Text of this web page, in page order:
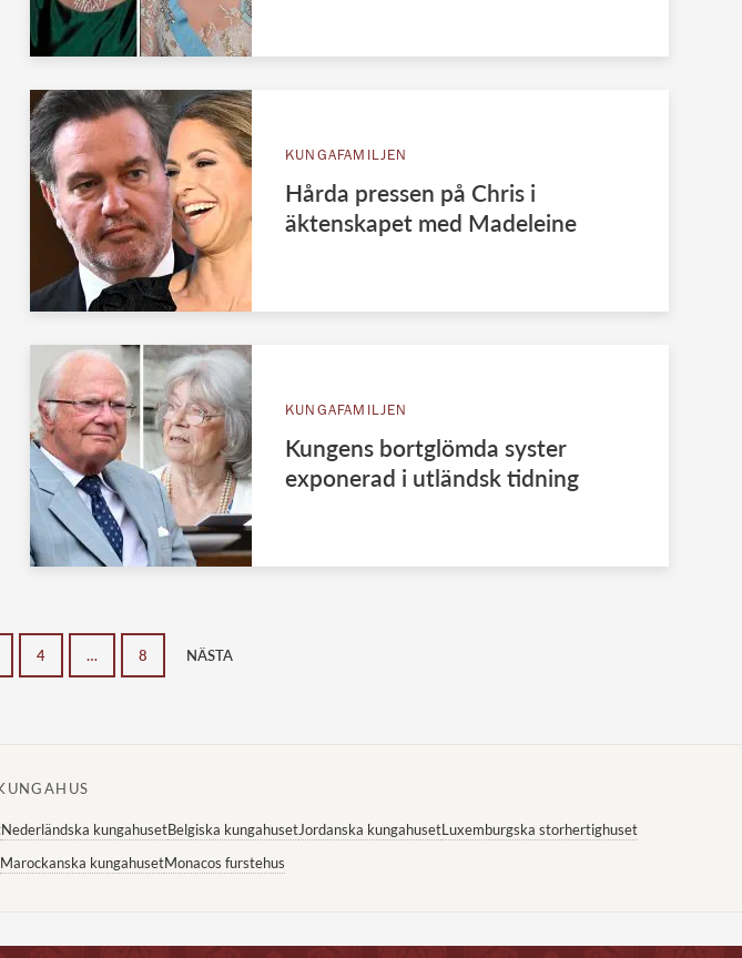
KUNGAFAMILJEN
Hårda pressen på Chris i
äktenskapet med Madeleine
KUNGAFAMILJEN
Kungens bortglömda syster
exponerad i utländsk tidning
4 … 8 NÄSTA
Nederländska kungahusetBelgiska kungahusetJordanska kungahusetLuxemburgska storhertighuset
Marockanska kungahusetMonacos furstehus